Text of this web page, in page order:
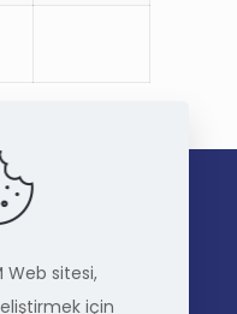
Web sitesi,
için